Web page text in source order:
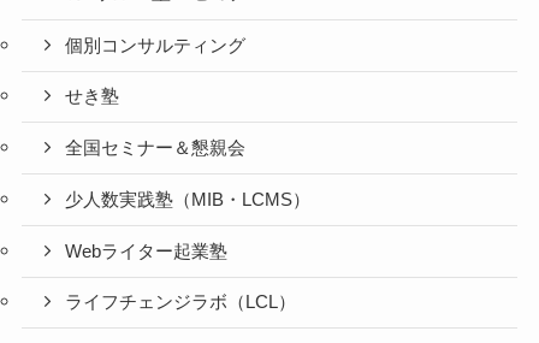
個別コンサルティング
せき塾
全国セミナー＆懇親会
少人数実践塾（MIB・LCMS）
Webライター起業塾
ライフチェンジラボ（LCL）